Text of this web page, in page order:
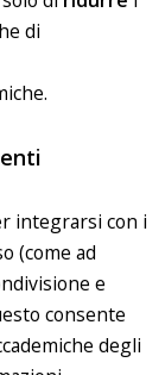
di
integrarsi con i
(come ad
e
consente
degli